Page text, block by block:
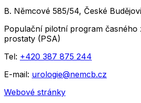
B. Němcové 585/54, České
Populační pilotní program
prostaty (PSA)
Tel: +420 387 875 244
E-mail: urologie@nemcb.cz
Webové stránky